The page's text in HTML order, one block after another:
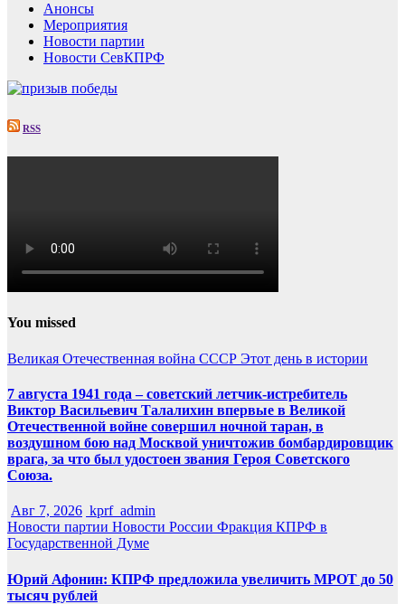
Анонсы
Мероприятия
Новости партии
Новости СевКПРФ
RSS
You missed
Великая Отечественная война СССР Этот день в истории
7 августа 1941 года – советский летчик-истребитель
Виктор Васильевич Талалихин впервые в Великой
Отечественной войне совершил ночной таран, в
воздушном бою над Москвой уничтожив бомбардировщик
врага, за что был удостоен звания Героя Советского
Союза.
Авг 7, 2026 kprf_admin
Новости партии Новости России Фракция КПРФ в
Государственной Думе
Юрий Афонин: КПРФ предложила увеличить МРОТ до 50
тысяч рублей